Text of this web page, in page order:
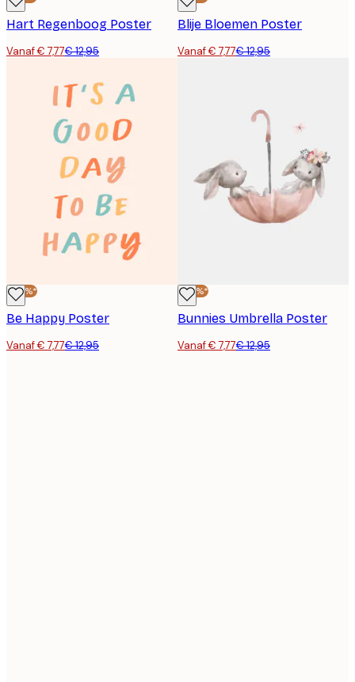
Hart Regenboog Poster
Vanaf € 7,77€ 12,95
Blije Bloemen Poster
Vanaf € 7,77€ 12,95
-40%*
Be Happy Poster
Vanaf € 7,77€ 12,95
-40%*
Bunnies Umbrella Poster
Vanaf € 7,77€ 12,95